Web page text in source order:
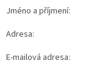
Jméno a příjmení:
Adresa:
E-mailová adresa: